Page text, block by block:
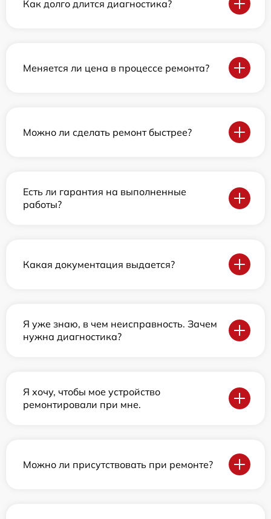
Как долго длится диагностика?
Меняется ли цена в процессе ремонта?
Можно ли сделать ремонт быстрее?
Есть ли гарантия на выполненные
работы?
Какая документация выдается?
Я уже знаю, в чем неисправность. Зачем
нужна диагностика?
Я хочу, чтобы мое устройство
ремонтировали при мне.
Можно ли присутствовать при ремонте?